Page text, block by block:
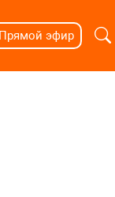
Прямой эфир